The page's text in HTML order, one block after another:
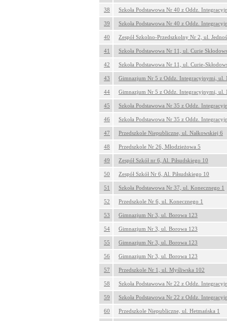
38 Szkoła Podstawowa Nr 40 z Oddz.
39 Szkoła Podstawowa Nr 40 z Oddz.
40 Zespół Szkolno-Przedszkolny Nr 2, ul.
41 Szkoła Podstawowa Nr 11, ul. Curie
42 Szkoła Podstawowa Nr 11, ul. Curie-
43 Gimnazjum Nr 5 z Oddz. Integracyjnymi, ul.
44 Gimnazjum Nr 5 z Oddz. Integracyjnymi, ul.
45 Szkoła Podstawowa Nr 35 z Oddz.
46 Szkoła Podstawowa Nr 35 z Oddz.
47 Przedszkole Niepubliczne, ul. Nałkowskiej 6
48 Przedszkole Nr 26, Młodzieżowa 5
49 Zespół Szkół nr 6, Al. Piłsudskiego 10
50 Zespół Szkół Nr 6, Al. Piłsudskiego 10
51 Szkoła Podstawowa Nr 37, ul. Konecznego 1
52 Przedszkole Nr 6, ul. Konecznego 1
53 Gimnazjum Nr 3, ul. Borowa 123
54 Gimnazjum Nr 3, ul. Borowa 123
55 Gimnazjum Nr 3, ul. Borowa 123
56 Gimnazjum Nr 3, ul. Borowa 123
57 Przedszkole Nr 1, ul. Myśliwska 102
58 Szkoła Podstawowa Nr 22 z Oddz.
59 Szkoła Podstawowa Nr 22 z Oddz.
60 Przedszkole Niepubliczne, ul. Hetmańska 1